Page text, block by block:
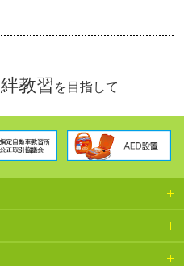
絆教習 を目指して